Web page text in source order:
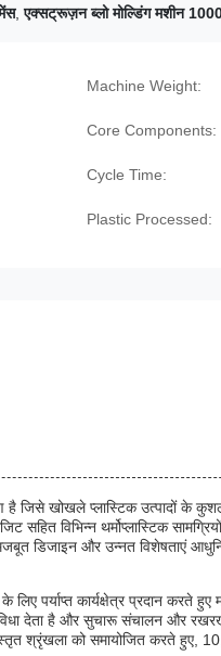
,एक्सट्रूज़न ब्लो मोल्डिंग मशीन
Machine Weight:
Core Components:
Cycle Time:
Plastic Processed:
जिसे खोखले प्लास्टिक उत्पादों के
सहित विभिन्न थर्मोप्लास्टिक
डिजाइन और उन्नत विशेषताएं
कार्यक्षेत्र प्रदान करते हुए
देता है और सुचारू संचालन और
श्रृंखला को समायोजित करते हुए,